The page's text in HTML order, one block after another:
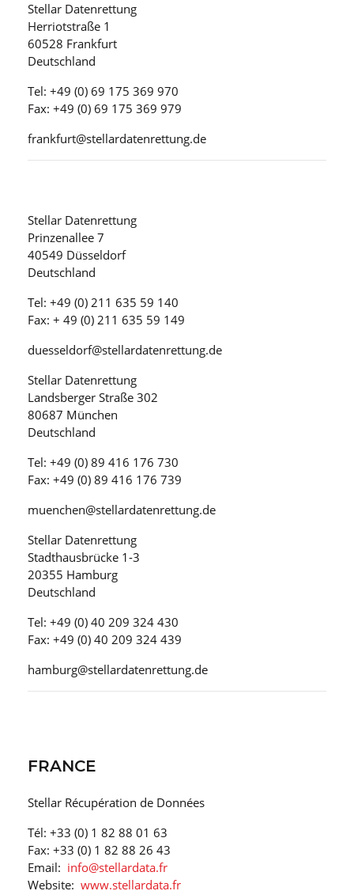
Stellar Datenrettung
Herriotstraße 1
60528 Frankfurt
Deutschland
Tel: +49 (0) 69 175 369 970
Fax: +49 (0) 69 175 369 979
frankfurt@stellardatenrettung.de
Stellar Datenrettung
Prinzenallee 7
40549 Düsseldorf
Deutschland
Tel: +49 (0) 211 635 59 140
Fax: + 49 (0) 211 635 59 149
duesseldorf@stellardatenrettung.de
Stellar Datenrettung
Landsberger Straße 302
80687 München
Deutschland
Tel: +49 (0) 89 416 176 730
Fax: +49 (0) 89 416 176 739
muenchen@stellardatenrettung.de
Stellar Datenrettung
Stadthausbrücke 1-3
20355 Hamburg
Deutschland
Tel: +49 (0) 40 209 324 430
Fax: +49 (0) 40 209 324 439
hamburg@stellardatenrettung.de
FRANCE
Stellar Récupération de Données
Tél: +33 (0) 1 82 88 01 63
Fax: +33 (0) 1 82 88 26 43
Email: info@stellardata.fr
Website:www.stellardata.fr